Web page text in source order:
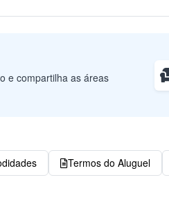
e compartilha as áreas
Termos do Aluguel